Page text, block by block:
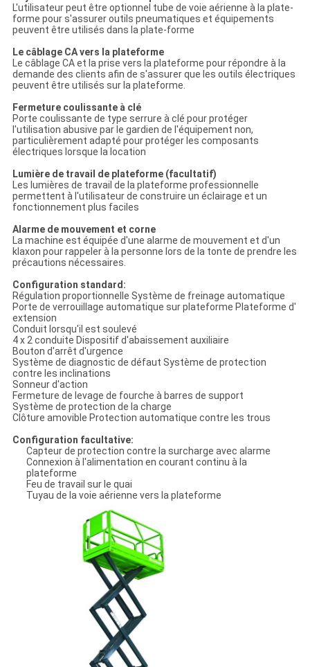
L'utilisateur peut être optionnel tube de voie aérienne à la plate-
forme pour s'assurer outils pneumatiques et équipements
peuvent être utilisés dans la plate-forme
Le câblage CA vers la plateforme
Le câblage CA et la prise vers la plateforme pour répondre à la
demande des clients afin de s'assurer que les outils électriques
peuvent être utilisés sur la plateforme.
Fermeture coulissante à clé
Porte coulissante de type serrure à clé pour protéger
l'utilisation abusive par le gardien de l'équipement non,
particulièrement adapté pour protéger les composants
électriques lorsque la location
Lumière de travail de plateforme (facultatif)
Les lumières de travail de la plateforme professionnelle
permettent à l'utilisateur de construire un éclairage et un
fonctionnement plus faciles
Alarme de mouvement et corne
La machine est équipée d'une alarme de mouvement et d'un
klaxon pour rappeler à la personne lors de la tonte de prendre les
précautions nécessaires.
Configuration standard:
Régulation proportionnelle Système de freinage automatique
Porte de verrouillage automatique sur plateforme Plateforme d'
extension
Conduit lorsqu'il est soulevé
4 x 2 conduite Dispositif d'abaissement auxiliaire
Bouton d'arrêt d'urgence
Système de diagnostic de défaut Système de protection
contre les inclinations
Sonneur d'action
Fermeture de levage de fourche à barres de support
Système de protection de la charge
Clôture amovible Protection automatique contre les trous
Configuration facultative:
Capteur de protection contre la surcharge avec alarme
Connexion à l'alimentation en courant continu à la
plateforme
Feu de travail sur le quai
Tuyau de la voie aérienne vers la plateforme